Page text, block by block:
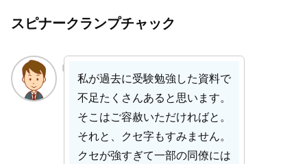
スピナークランプチャック
私が過去に受験勉強した資料で
不足たくさんあると思います。
そこはご容赦いただければと。
それと、クセ字もすみません。
クセが強すぎて一部の同僚には